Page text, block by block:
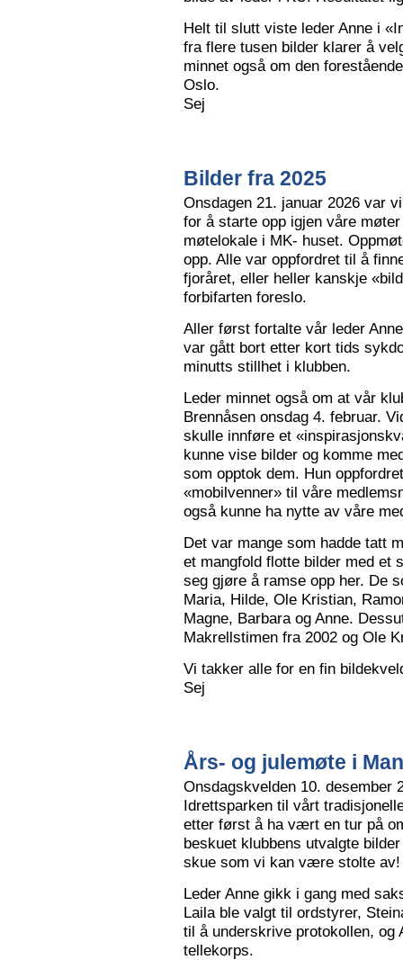
Helt til slutt viste leder Anne i
fra flere tusen bilder klarer å
minnet også om den
Oslo.
Sej
Bilder fra 2025
Onsdagen 21. januar 2026 var
for å starte opp igjen våre
møtelokale i MK- huset.
opp. Alle var oppfordret til å
fjoråret, eller heller kanskje
forbifarten foreslo.
Aller først fortalte vår leder
var gått bort etter kort tids
minutts stillhet i klubben.
Leder minnet også om at vår
Brennåsen onsdag 4. februar.
skulle innføre et
kunne vise bilder og komme
som opptok dem. Hun
«mobilvenner» til våre
også kunne ha nytte av våre
Det var mange som hadde tatt
et mangfold flotte bilder med et
seg gjøre å ramse opp her. De
Maria, Hilde, Ole Kristian,
Magne, Barbara og Anne.
Makrellstimen fra 2002 og Ole
Vi takker alle for en fin
Sej
Års- og julemøte i
Onsdagskvelden 10. desember
Idrettsparken til vårt
etter først å ha vært en tur på
beskuet klubbens utvalgte
skue som vi kan være stolte av!
Leder Anne gikk i gang med
Laila ble valgt til ordstyrer,
til å underskrive protokollen, og
tellekorps.